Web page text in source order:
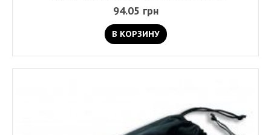
94.05 грн
В КОРЗИНУ